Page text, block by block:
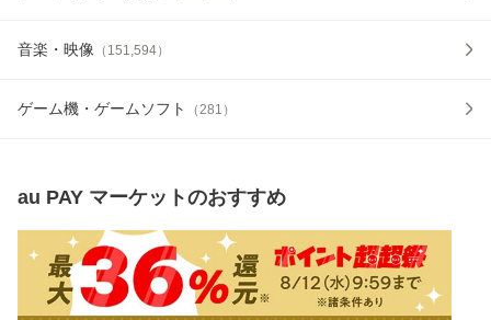
音楽・映像 （ 151,594）
ゲーム機・ゲームソフト （281 ）
au PAY マーケットのおすすめ